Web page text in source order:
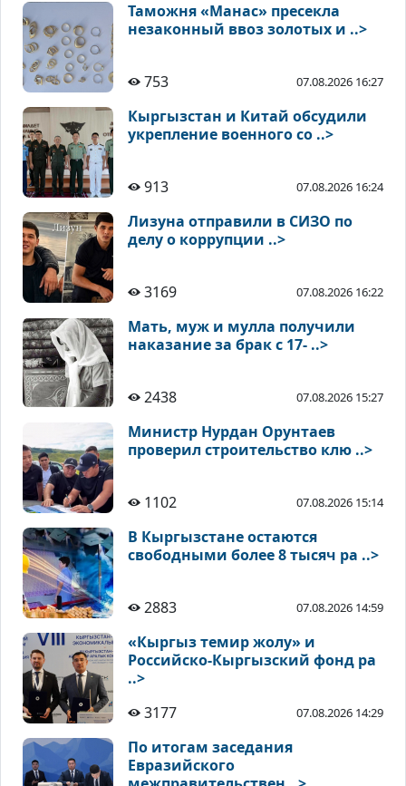
Таможня «Манас» пресекла
незаконный ввоз золотых и ..>
753 07.08.2026 16:27
Кыргызстан и Китай обсудили
укрепление военного со ..>
913 07.08.2026 16:24
Лизуна отправили в СИЗО по
делу о коррупции ..>
3169 07.08.2026 16:22
Мать, муж и мулла получили
наказание за брак с 17- ..>
2438 07.08.2026 15:27
Министр Нурдан Орунтаев
проверил строительство клю ..>
1102 07.08.2026 15:14
В Кыргызстане остаются
свободными более 8 тысяч ра ..>
2883 07.08.2026 14:59
«Кыргыз темир жолу» и
Российско-Кыргызский фонд ра
..>
3177
07.08.2026 14:29
По итогам заседания
Евразийского